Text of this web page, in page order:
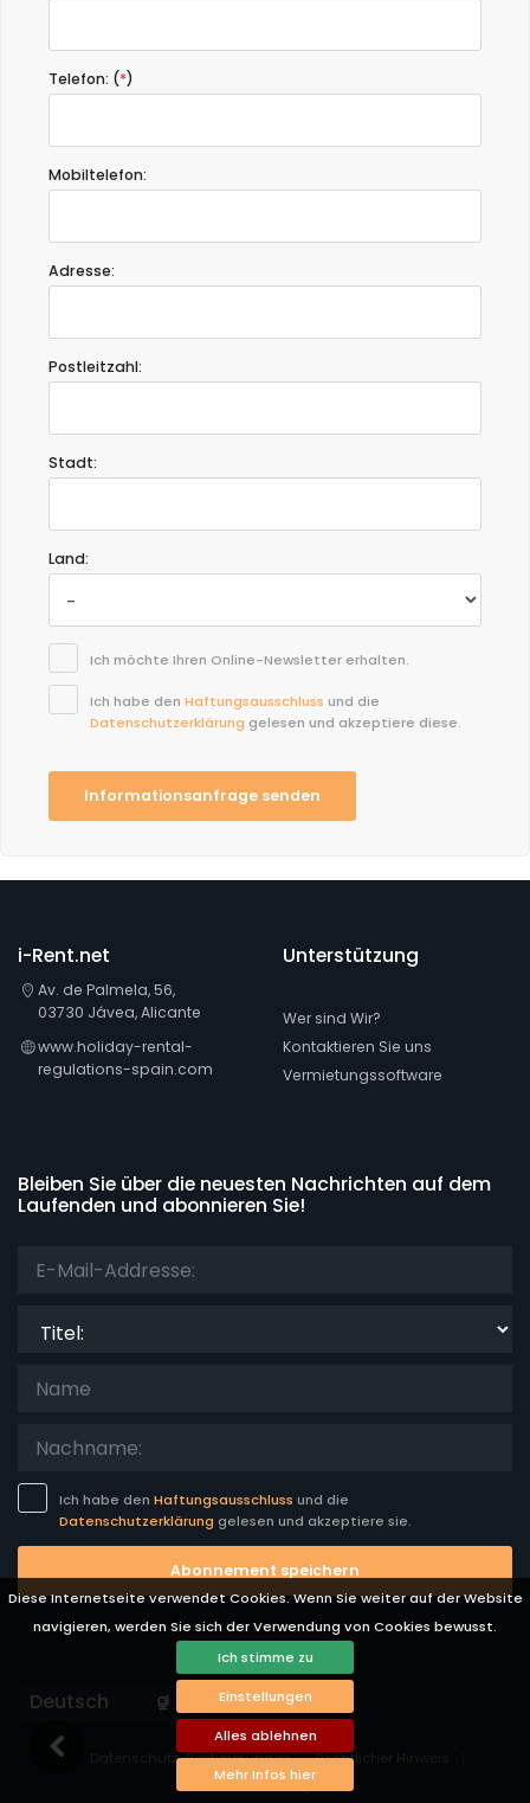
Diese Internetseite verwendet Cookies. Wenn Sie weiter auf der Website
navigieren, werden Sie sich der Verwendung von Cookies bewusst.
Ich stimme zu
Einstellungen
Alles ablehnen
Mehr Infos hier
Telefon: (*)
Mobiltelefon:
Adresse:
Postleitzahl:
Stadt:
Land:
Ich möchte Ihren Online-Newsletter erhalten.
Ich habe den Haftungsausschluss und die
Datenschutzerklärung gelesen und akzeptiere diese.
Informationsanfrage senden
i-Rent.net
Av. de Palmela, 56,
03730 Jávea, Alicante
www.holiday-rental-
regulations-spain.com
Unterstützung
Wer sind Wir?
Kontaktieren Sie uns
Vermietungssoftware
Bleiben Sie über die neuesten Nachrichten auf dem
Laufenden und abonnieren Sie!
Ich habe den Haftungsausschluss und die
Datenschutzerklärung gelesen und akzeptiere sie.
Abonnement speichern
Languages
Datenschutz-Bestimmungen
Rechtlicher Hinweis
Cookie-Einstellungen